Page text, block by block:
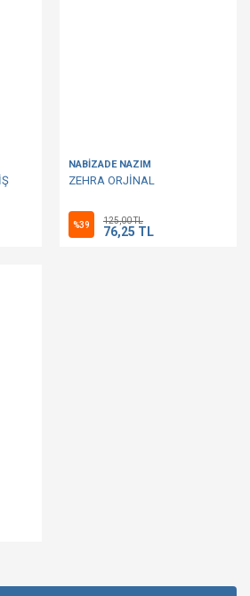
NABİZADE NAZIM
ZEHRA ORJİNAL
%39 125,00 TL
76,25 TL